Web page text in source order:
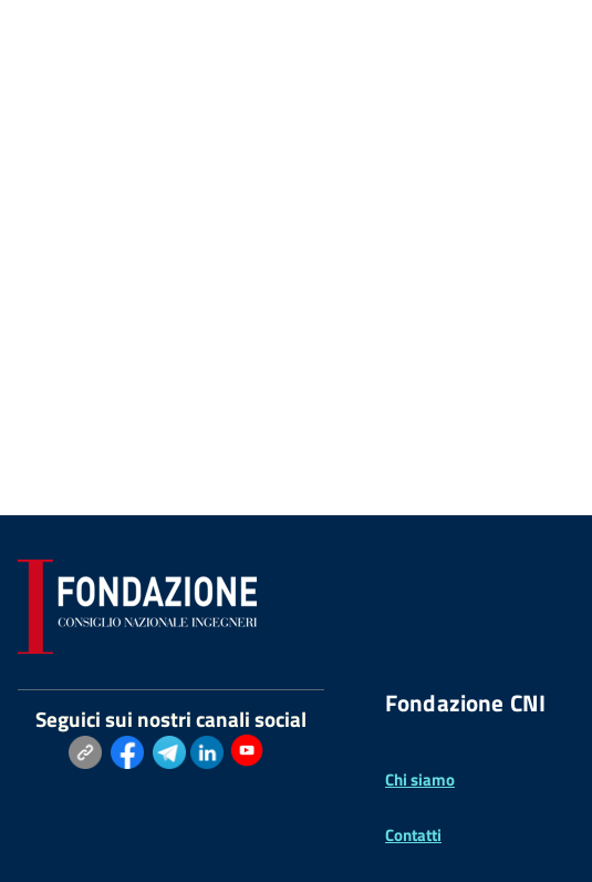
Seguici sui nostri canali social Fondazione CNI
Chi siamo
Contatti